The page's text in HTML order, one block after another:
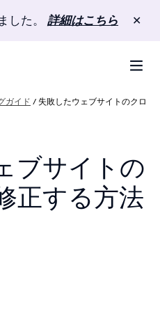
した。 詳細はこちら ✕
ガイド / 失敗したウェブサイトのクロ
ブサイトの
正する方法